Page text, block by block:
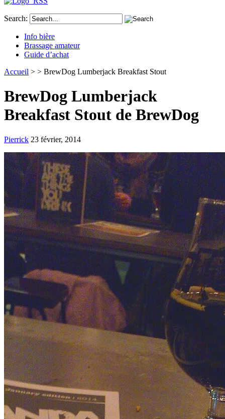
Search:
Info bière
Brassage amateur
Guide d’achat
Accueil > > BrewDog Lumberjack Breakfast Stout
BrewDog Lumberjack
Breakfast Stout de BrewDog
Pierrick 23 février, 2014